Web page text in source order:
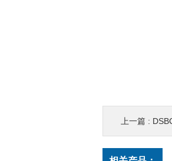
上一篇 : DSBC-